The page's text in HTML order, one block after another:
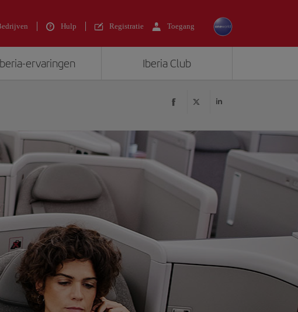
Hulp Registratie Toegang
ervaringen Iberia Club